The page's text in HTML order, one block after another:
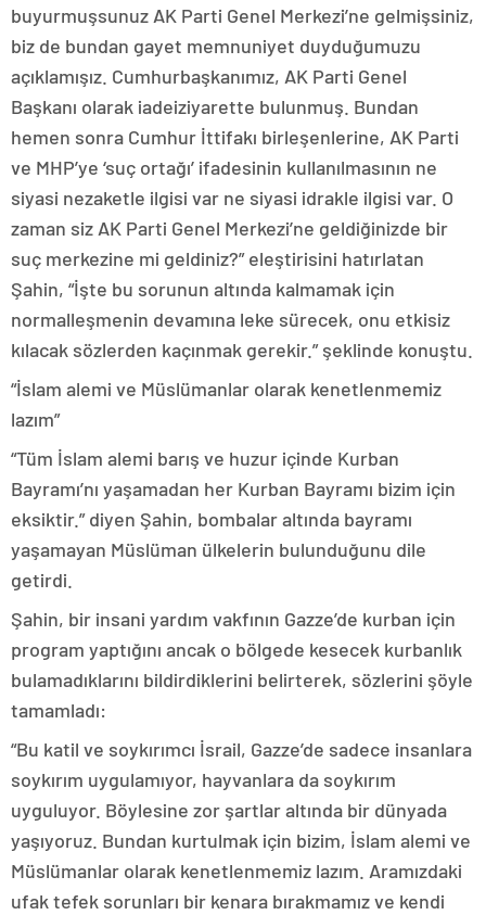
buyurmuşsunuz AK Parti Genel Merkezi’ne gelmişsiniz,
biz de bundan gayet memnuniyet duyduğumuzu
açıklamışız. Cumhurbaşkanımız, AK Parti Genel
Başkanı olarak iadeiziyarette bulunmuş. Bundan
hemen sonra Cumhur İttifakı birleşenlerine, AK Parti
ve MHP’ye ‘suç ortağı’ ifadesinin kullanılmasının ne
siyasi nezaketle ilgisi var ne siyasi idrakle ilgisi var. O
zaman siz AK Parti Genel Merkezi’ne geldiğinizde bir
suç merkezine mi geldiniz?” eleştirisini hatırlatan
Şahin, “İşte bu sorunun altında kalmamak için
normalleşmenin devamına leke sürecek, onu etkisiz
kılacak sözlerden kaçınmak gerekir.” şeklinde konuştu.
“İslam alemi ve Müslümanlar olarak kenetlenmemiz
lazım”
“Tüm İslam alemi barış ve huzur içinde Kurban
Bayramı’nı yaşamadan her Kurban Bayramı bizim için
eksiktir.” diyen Şahin, bombalar altında bayramı
yaşamayan Müslüman ülkelerin bulunduğunu dile
getirdi.
Şahin, bir insani yardım vakfının Gazze’de kurban için
program yaptığını ancak o bölgede kesecek kurbanlık
bulamadıklarını bildirdiklerini belirterek, sözlerini şöyle
tamamladı:
“Bu katil ve soykırımcı İsrail, Gazze’de sadece insanlara
soykırım uygulamıyor, hayvanlara da soykırım
uyguluyor. Böylesine zor şartlar altında bir dünyada
yaşıyoruz. Bundan kurtulmak için bizim, İslam alemi ve
Müslümanlar olarak kenetlenmemiz lazım. Aramızdaki
ufak tefek sorunları bir kenara bırakmamız ve kendi